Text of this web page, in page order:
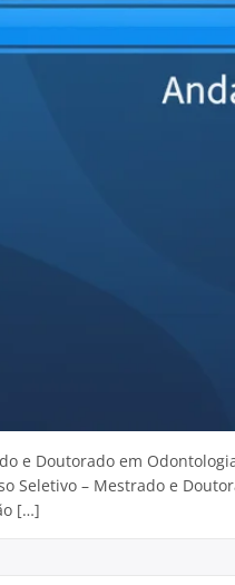
e Doutorado em
Seletivo – Mestrado e
[…]